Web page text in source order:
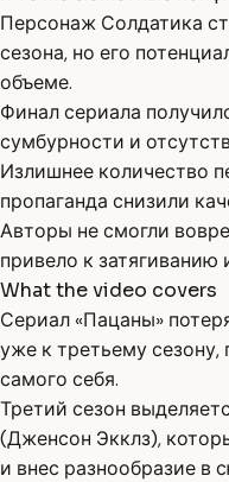
Персонаж Солдатика
сезона, но его
объеме.
Финал сериала
сумбурности и
Излишнее количество
пропаганда снизили
Авторы не смогли
привело к
What the video covers
Сериал «Пацаны»
уже к третьему
самого себя.
Третий сезон
(Дженсон Экклз),
и внес разнообразие в